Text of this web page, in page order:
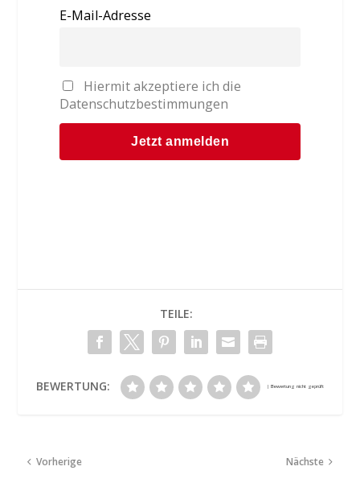
E-Mail-Adresse
Hiermit akzeptiere ich die
Datenschutzbestimmungen
TEILE:
BEWERTUNG:
Vorherige Nächste